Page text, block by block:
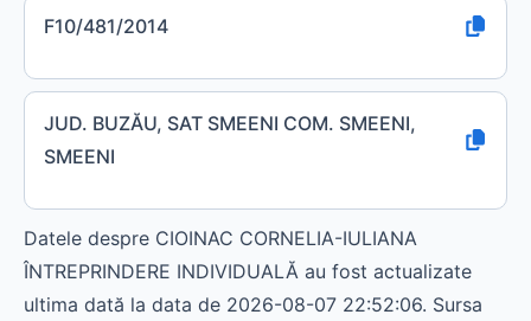
F10/481/2014
JUD. BUZĂU, SAT SMEENI COM. SMEENI,
SMEENI
Datele despre CIOINAC CORNELIA-IULIANA
ÎNTREPRINDERE INDIVIDUALĂ au fost actualizate
ultima dată la data de 2026-08-07 22:52:06. Sursa